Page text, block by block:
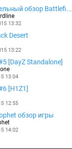
обзор Battlefi...
13:32
Desert
13:22
[DayZ Standalone]
13:04
[H1Z1]
12:55
обзор игры
14:02